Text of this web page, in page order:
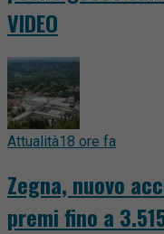
VIDEO
Attualità18 ore fa
Zegna, nuovo
premi fino a